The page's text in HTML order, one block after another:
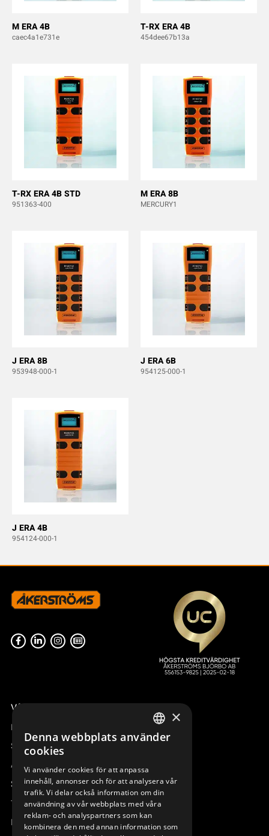
M ERA 4B
caec4a1e731e
T-RX ERA 4B
454dee67b13a
T-RX ERA 4B STD
951363-400
M ERA 8B
MERCURY1
J ERA 8B
953948-000-1
J ERA 6B
954125-000-1
J ERA 4B
954124-000-1
Våra radiostyrningar – översikt
Remotus
Sesam
Access_Ctrl
Support
Teknisk support
Boka service
SWEDISH
DEUTSCH
×
Denna webbplats använder
cookies
Vi använder cookies för att anpassa
innehåll, annonser och för att analysera vår
trafik. Vi delar också information om din
användning av vår webbplats med våra
reklam- och analyspartners som kan
kombinera den med annan information som